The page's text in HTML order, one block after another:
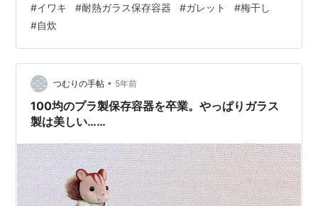
週の購入品 イワキの計量カップなど 先日購入した100均
（セリア）の計量カップが存外に良かったので、ガラス
製に手を出してみた。おしゃれ。テンション上がる。 セ
ラミック製の卸し器も勢いで購入。薬味や山芋をおろし
まくるのだ！！写真撮り忘れたけど、イワキの保存容器
も購入。 パント…
#イワキ #耐熱ガラス保存容器 #ガレット #梅干し
#自炊
つむりの手帖 • 5年前
100均のプラ製保存容器を卒業。やっぱりガラス
製は美しい……